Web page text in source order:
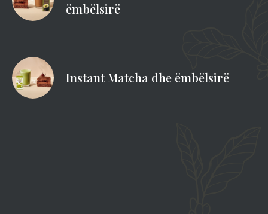
ëmbëlsirë
Instant Matcha dhe ëmbëlsirë